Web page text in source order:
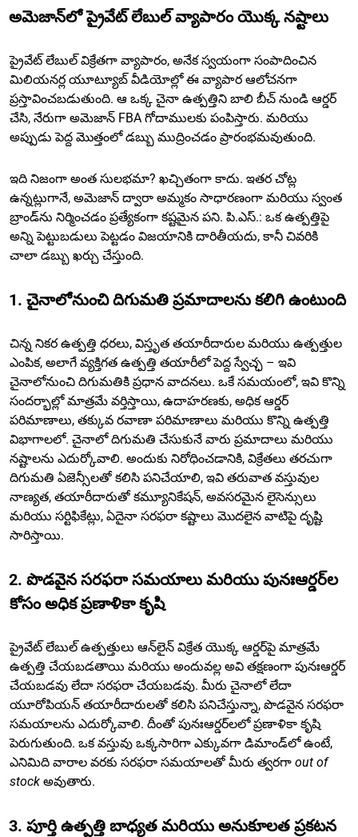
అమెజాన్‌లో ప్రైవేట్ లేబుల్ వ్యాపారం యొక్క నష్టాలు
ప్రైవేట్ లేబుల్ విక్రేతగా వ్యాపారం, అనేక స్వయంగా సంపాదించిన
మిలియనర్ల యూట్యూబ్ వీడియోల్లో ఈ వ్యాపార ఆలోచనగా
ప్రస్తావించబడుతుంది. ఆ ఒక్క చైనా ఉత్పత్తిని బాలి బీచ్ నుండి ఆర్డర్
చేసి, నేరుగా అమెజాన్ FBA గోదాములకు పంపిస్తారు. మరియు
అప్పుడు పెద్ద మొత్తంలో డబ్బు ముద్రించడం ప్రారంభమవుతుంది.
ఇది నిజంగా అంత సులభమా? ఖచ్చితంగా కాదు. ఇతర చోట్ల
ఉన్నట్లుగానే, అమెజాన్ ద్వారా అమ్మకం సాధారణంగా మరియు స్వంత
బ్రాండ్‌ను నిర్మించడం ప్రత్యేకంగా కష్టమైన పని. పి.ఎస్.: ఒక ఉత్పత్తిపై
అన్ని పెట్టుబడులు పెట్టడం విజయానికి దారితీయదు, కానీ చివరికి
చాలా డబ్బు ఖర్చు చేస్తుంది.
1. చైనాలోనుంచి దిగుమతి ప్రమాదాలను కలిగి ఉంటుంది
చిన్న నికర ఉత్పత్తి ధరలు, విస్తృత తయారీదారుల మరియు ఉత్పత్తుల
ఎంపిక, అలాగే వ్యక్తిగత ఉత్పత్తి తయారీలో పెద్ద స్వేచ్ఛ – ఇవి
చైనాలోనుంచి దిగుమతికి ప్రధాన వాదనలు. ఒకే సమయంలో, ఇవి కొన్ని
సందర్భాల్లో మాత్రమే వర్తిస్తాయి, ఉదాహరణకు, అధిక ఆర్డర్
పరిమాణాలు, తక్కువ రవాణా పరిమాణాలు మరియు కొన్ని ఉత్పత్తి
విభాగాలలో. చైనాలో దిగుమతి చేసుకునే వారు ప్రమాదాలు మరియు
నష్టాలను ఎదుర్కోవాలి. అందుకు నిరోధించడానికి, విక్రేతలు తరచుగా
దిగుమతి ఏజెన్సీలతో కలిసి పనిచేయాలి, ఇవి తరువాత వస్తువుల
నాణ్యత, తయారీదారుతో కమ్యూనికేషన్, అవసరమైన లైసెన్సులు
మరియు సర్టిఫికేట్లు, ఏదైనా సరఫరా కష్టాలు మొదలైన వాటిపై దృష్టి
సారిస్తాయి.
2. పొడవైన సరఫరా సమయాలు మరియు పునఃఆర్డర్‌ల
కోసం అధిక ప్రణాళికా కృషి
ప్రైవేట్ లేబుల్ ఉత్పత్తులు ఆన్‌లైన్ విక్రేత యొక్క ఆర్డర్‌పై మాత్రమే
ఉత్పత్తి చేయబడతాయి మరియు అందువల్ల అవి తక్షణంగా పునఃఆర్డర్
చేయబడవు లేదా సరఫరా చేయబడవు. మీరు చైనాలో లేదా
యూరోపియన్ తయారీదారులతో కలిసి పనిచేస్తున్నా, పొడవైన సరఫరా
సమయాలను ఎదుర్కోవాలి. దీంతో పునఃఆర్డర్‌లలో ప్రణాళికా కృషి
పెరుగుతుంది. ఒక వస్తువు ఒక్కసారిగా ఎక్కువగా డిమాండ్‌లో ఉంటే,
ఎనిమిది వారాల వరకు సరఫరా సమయాలతో మీరు త్వరగా out of
stock అవుతారు.
3. పూర్తి ఉత్పత్తి బాధ్యత మరియు అనుకూలత ప్రకటన